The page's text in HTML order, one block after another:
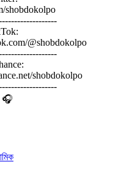
shobdokolpo
@shobdokolpo
shobdokolpo
🎧